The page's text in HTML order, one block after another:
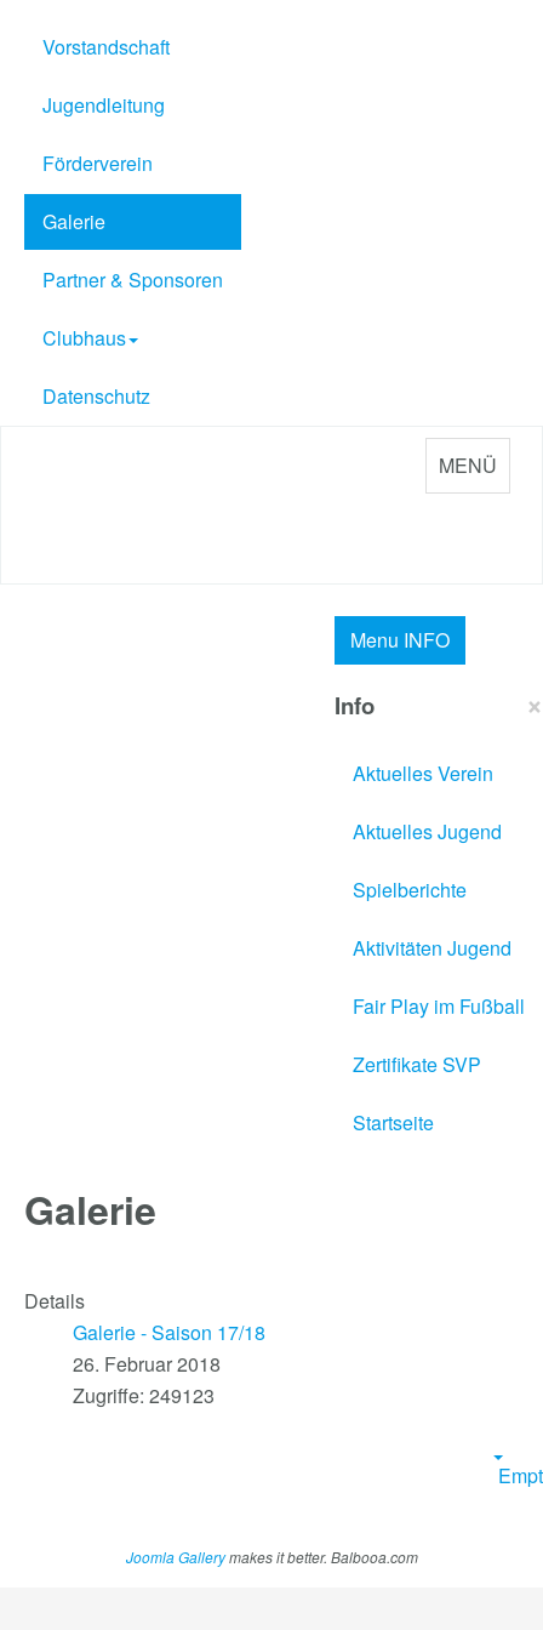
Vorstandschaft
Jugendleitung
Förderverein
Galerie
Partner & Sponsoren
Clubhaus
Datenschutz
MENÜ
Menu INFO
×
Info
Aktuelles Verein
Aktuelles Jugend
Spielberichte
Aktivitäten Jugend
Fair Play im Fußball
Zertifikate SVP
Startseite
Galerie
Details
Galerie - Saison 17/18
26. Februar 2018
Zugriffe: 249123
Joomla Gallerymakes it better. Balbooa.com